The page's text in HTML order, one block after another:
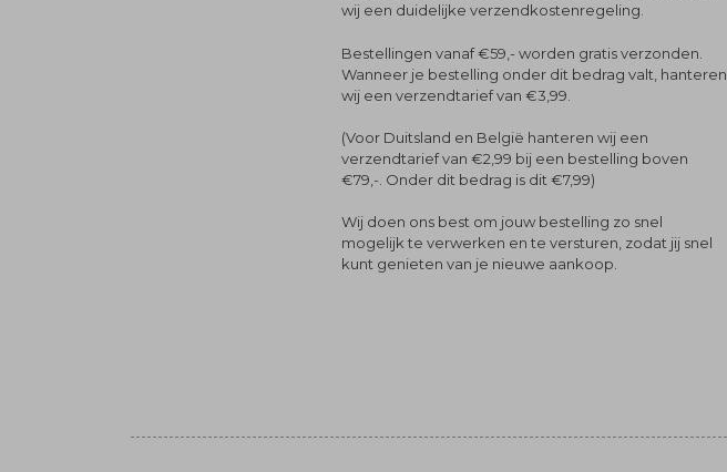
wij een duidelijke verzendkostenregeling.
Bestellingen vanaf €59,- worden gratis verzonden.
Wanneer je bestelling onder dit bedrag valt, hanteren
wij een verzendtarief van €3,99.
(Voor Duitsland en België hanteren wij een
verzendtarief van €2,99 bij een bestelling boven
€79,-. Onder dit bedrag is dit €7,99)
Wij doen ons best om jouw bestelling zo snel
mogelijk te verwerken en te versturen, zodat jij snel
kunt genieten van je nieuwe aankoop.